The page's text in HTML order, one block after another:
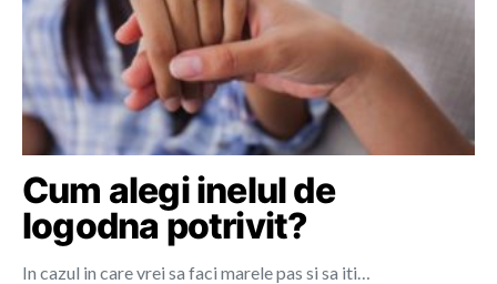
Cum alegi inelul de
logodna potrivit?
In cazul in care vrei sa faci marele pas si sa iti…